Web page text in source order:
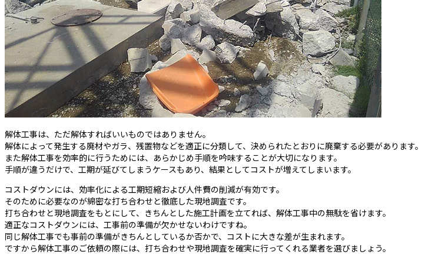
解体工事は、ただ解体すればいいものではありません。
解体によって発生する廃材やガラ、残置物などを適正に分類して、決められたとおりに廃棄する必要があります。
また解体工事を効率的に行うためには、あらかじめ手順を吟味することが大切になります。
手順が違うだけで、工期が延びてしまうケースもあり、結果としてコストが増えてしまいます。
コストダウンには、効率化による工期短縮および人件費の削減が有効です。
そのために必要なのが綿密な打ち合わせと徹底した現地調査です。
打ち合わせと現地調査をもとにして、きちんとした施工計画を立てれば、解体工事中の無駄を省けます。
適正なコストダウンには、工事前の準備が欠かせないわけですね。
同じ解体工事でも事前の準備がきちんとしているか否かで、コストに大きな差が生まれます。
ですから解体工事のご依頼の際には、打ち合わせや現地調査を確実に行ってくれる業者を選びましょう。